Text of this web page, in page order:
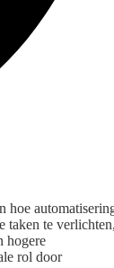
hoe
taken te verlichten,
hogere
rol door